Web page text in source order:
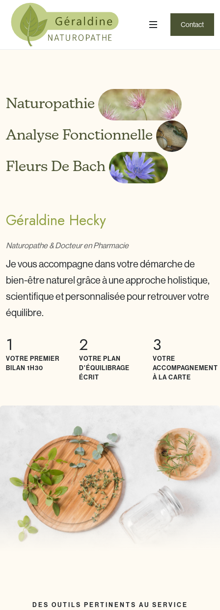
Contact
Naturopathie
Analyse Fonctionnelle
Fleurs De Bach
Géraldine Hecky
Naturopathe & Docteur en Pharmacie
Je vous accompagne dans votre démarche de
bien-être naturel grâce à une approche holistique,
scientifique et personnalisée pour retrouver votre
équilibre.
1
VOTRE PREMIER
BILAN 1H30
2
VOTRE PLAN
D'ÉQUILIBRAGE
ÉCRIT
3
VOTRE
ACCOMPAGNEMENT
À LA CARTE
DES OUTILS PERTINENTS AU SERVICE